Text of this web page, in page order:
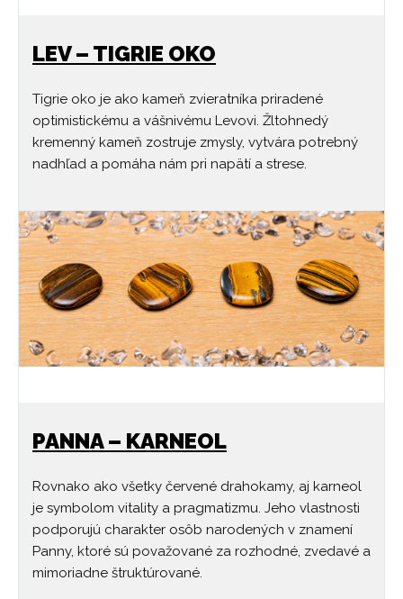
LEV – TIGRIE OKO
Tigrie oko je ako kameň zvieratníka priradené
optimistickému a vášnivému Levovi. Žltohnedý
kremenný kameň zostruje zmysly, vytvára potrebný
nadhľad a pomáha nám pri napätí a strese.
PANNA – KARNEOL
Rovnako ako všetky červené drahokamy, aj karneol
je symbolom vitality a pragmatizmu. Jeho vlastnosti
podporujú charakter osôb narodených v znamení
Panny, ktoré sú považované za rozhodné, zvedavé a
mimoriadne štruktúrované.